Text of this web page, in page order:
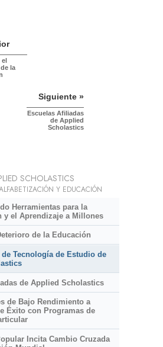
el
la
Siguiente »
Escuelas Afiliadas
de Applied
Scholastics
SCHOLASTICS
Y EDUCACIÓN
Herramientas para la
y el Aprendizaje a Millones
de la Educación
Tecnología de Estudio de
de Applied Scholastics
de Bajo Rendimiento a
Éxito con Programas de
Incita Cambio Cruzada